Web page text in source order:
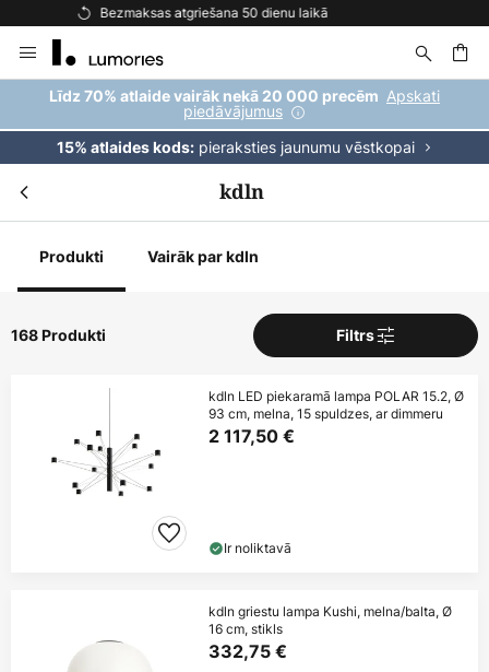
Bezmaksas piegāde pasūtījumiem virs 69 €
to
Content
Līdz 70% atlaide vairāk nekā 20 000 precēm Apskati
piedāvājumus
15% atlaides kods:pieraksties jaunumu vēstkopai
kdln
Produkti Vairāk par kdln
168 Produkti Filtrs
kdln LED piekaramā lampa POLAR 15.2, Ø
93 cm, melna, 15 spuldzes, ar dimmeru
2 117,50 €
Ir noliktavā
kdln griestu lampa Kushi, melna/balta, Ø
16 cm, stikls
332,75 €